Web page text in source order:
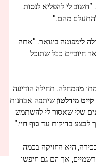
לי להפליא לנסות
מהם."
כחולה לימפומה בינואר. "אתה
חיוביים ככל שתוכל
מתו מהמחלה. תחילה הודיעה
קייט מידלטוןשיתפה אבחנות
שלי שאסור לי להשתמש
בדיקות עד סוף חיי."
בכירה, היא החזיקה בכמה
אך הם גם חיפשו